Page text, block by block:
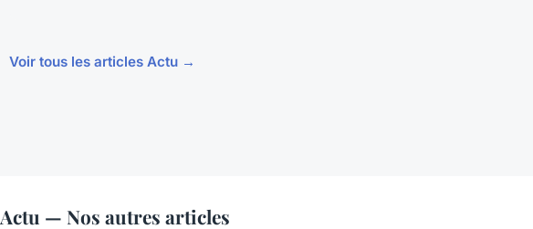
Voir tous les articles Actu →
Actu — Nos autres articles